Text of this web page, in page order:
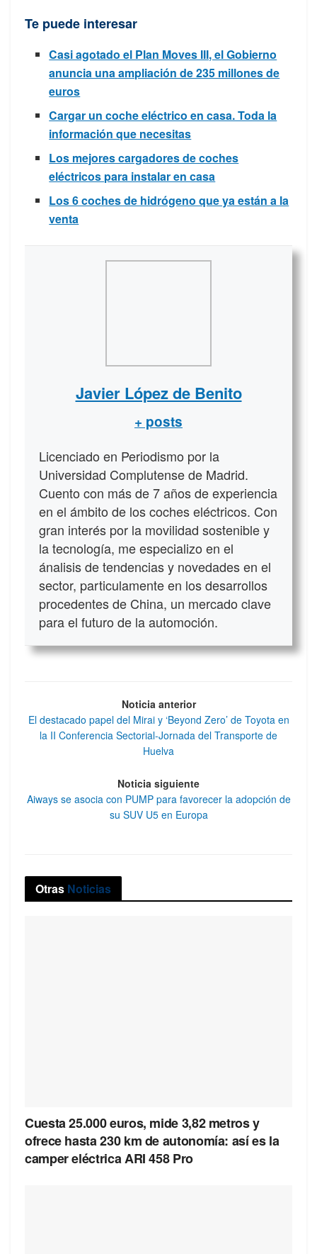
Te puede interesar
Casi agotado el Plan Moves III, el Gobierno
anuncia una ampliación de 235 millones de
euros
Cargar un coche eléctrico en casa. Toda la
información que necesitas
Los mejores cargadores de coches
eléctricos para instalar en casa
Los 6 coches de hidrógeno que ya están a la
venta
Javier López de Benito
+ posts
Licenciado en Periodismo por la
Universidad Complutense de Madrid.
Cuento con más de 7 años de experiencia
en el ámbito de los coches eléctricos. Con
gran interés por la movilidad sostenible y
la tecnología, me especializo en el
ánalisis de tendencias y novedades en el
sector, particulamente en los desarrollos
procedentes de China, un mercado clave
para el futuro de la automoción.
Noticia anterior
El destacado papel del Mirai y ‘Beyond Zero’ de Toyota en
la II Conferencia Sectorial-Jornada del Transporte de
Huelva
Noticia siguiente
Aiways se asocia con PUMP para favorecer la adopción de
su SUV U5 en Europa
Otras Noticias
Cuesta 25.000 euros, mide 3,82 metros y
ofrece hasta 230 km de autonomía: así es la
camper eléctrica ARI 458 Pro